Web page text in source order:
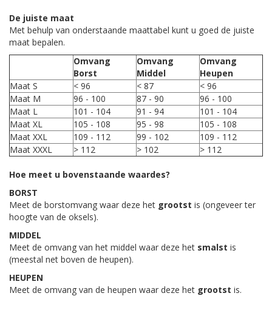
De juiste maat
Met behulp van onderstaande maattabel kunt u goed de juiste
maat bepalen.
Omvang
Borst
Omvang
Middel
Omvang
Heupen
Maat S
< 96 < 87
< 96
Maat M
96 - 100 87 - 90
96 - 100
Maat L
101 - 104 91 - 94
101 - 104
Maat XL
105 - 108 95 - 98
105 - 108
Maat XXL
109 - 112 99 - 102
109 - 112
Maat XXXL
> 112 > 102 > 112
Hoe meet u bovenstaande waardes?
BORST
Meet de borstomvang waar deze het grootst is (ongeveer ter
hoogte van de oksels).
MIDDEL
Meet de omvang van het middel waar deze het smalst is
(meestal net boven de heupen).
HEUPEN
Meet de omvang van de heupen waar deze het grootst is.